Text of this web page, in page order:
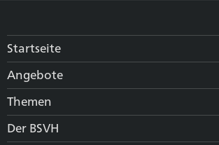
Startseite
Angebote
Themen
Der BSVH